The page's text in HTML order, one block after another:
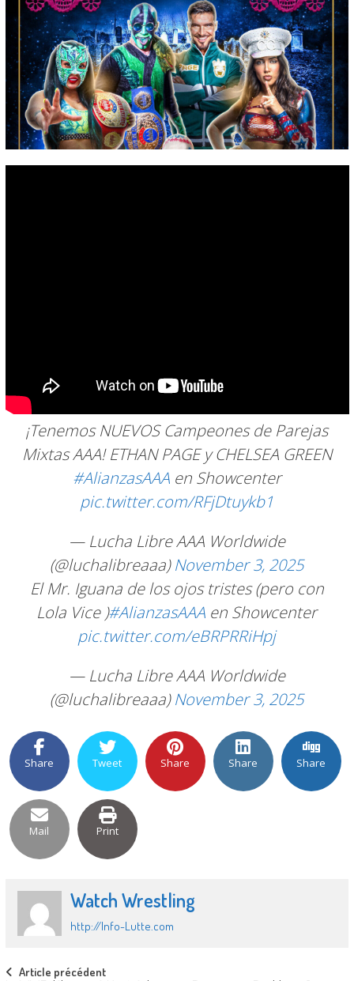
¡Tenemos NUEVOS Campeones de Parejas
Mixtas AAA! ETHAN PAGE y CHELSEA GREEN
#AlianzasAAAen Showcenter
pic.twitter.com/RFjDtuykb1
— Lucha Libre AAA Worldwide
(@luchalibreaaa)November 3, 2025
El Mr. Iguana de los ojos tristes (pero con
Lola Vice )#AlianzasAAA en Showcenter
pic.twitter.com/eBRPRRiHpj
— Lucha Libre AAA Worldwide
(@luchalibreaaa)November 3, 2025
Share Tweet Share Share Share
Mail Print
Watch Wrestling
http://Info-Lutte.com
Article précédent